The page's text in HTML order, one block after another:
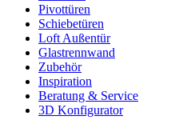
Pivottüren
Schiebetüren
Loft Außentür
Glastrennwand
Zubehör
Inspiration
Beratung & Service
3D Konfigurator